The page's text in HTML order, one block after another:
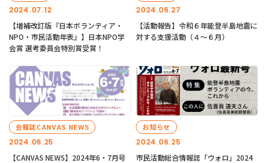
2024.07.12
【増補改訂版『日本ボランティア・
NPO・市民活動年表』】日本NPO学
会賞 選考委員会特別賞受賞！
2024.06.27
【活動報告】令和６年能登半島地震に
対する支援活動（４〜６月）
2024.06.25
会報誌CANVAS NEWS
【CANVAS NEWS】2024年6・7月号
2024.06.25
お知らせ
市民活動総合情報誌「ウォロ」2024